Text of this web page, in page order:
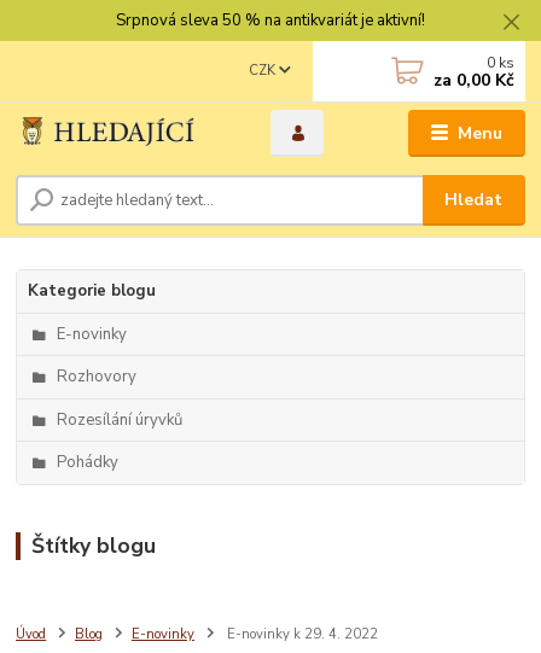
Srpnová sleva 50 % na antikvariát je aktivní!
Menu
CZK
Hledat
0 ks
za 0,00 Kč
Kategorie blogu
E-novinky
Rozhovory
Rozesílání úryvků
Pohádky
Štítky blogu
Úvod Blog E-novinky E-novinky k 29. 4. 2022